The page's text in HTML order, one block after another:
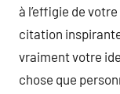
à l’effigie de
citation
vraiment votre
chose que